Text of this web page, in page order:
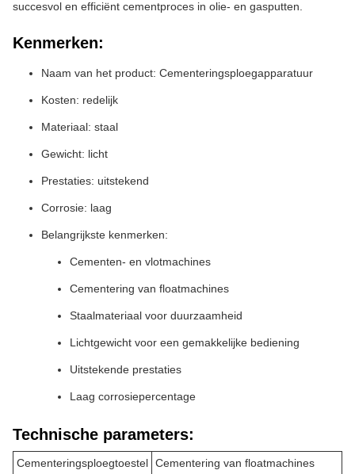
succesvol en efficiënt cementproces in olie- en gasputten.
Kenmerken:
Naam van het product: Cementeringsploegapparatuur
Kosten: redelijk
Materiaal: staal
Gewicht: licht
Prestaties: uitstekend
Corrosie: laag
Belangrijkste kenmerken:
Cementen- en vlotmachines
Cementering van floatmachines
Staalmateriaal voor duurzaamheid
Lichtgewicht voor een gemakkelijke bediening
Uitstekende prestaties
Laag corrosiepercentage
Technische parameters:
Cementeringsploegtoestel Cementering van floatmachines